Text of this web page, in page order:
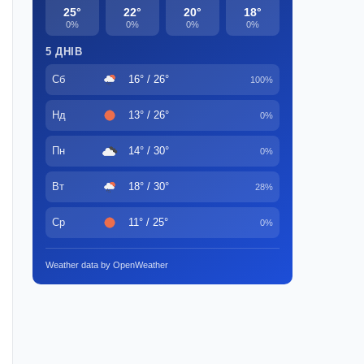
25°
0%
22°
0%
20°
0%
18°
0%
5 ДНІВ
Сб 16° / 26° 100%
Нд 13° / 26° 0%
Пн 14° / 30° 0%
Вт 18° / 30° 28%
Ср 11° / 25° 0%
Weather data by OpenWeather